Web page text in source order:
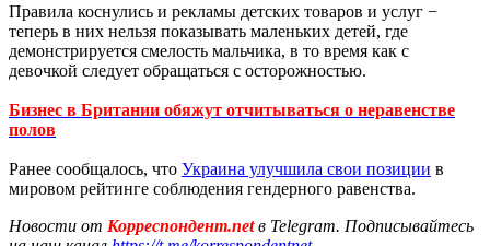
Правила коснулись и рекламы детских товаров и услуг −
теперь в них нельзя показывать маленьких детей, где
демонстрируется смелость мальчика, в то время как с
девочкой следует обращаться с осторожностью.
Бизнес в Британии обяжут отчитываться о неравенстве
полов
Ранее сообщалось, что Украина улучшила свои позиции в
мировом рейтинге соблюдения гендерного равенства.
Новости от Корреспондент.netв Telegram. Подписывайтесь